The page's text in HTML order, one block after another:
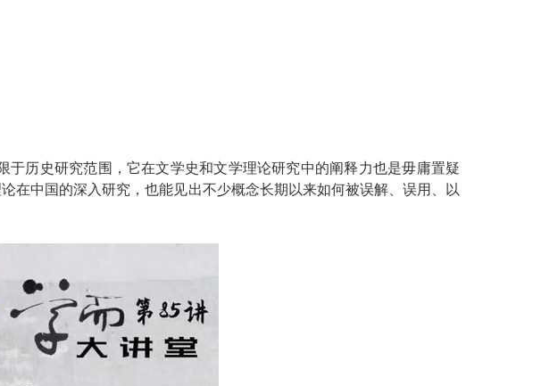
历史研究范围，它在文学史和文学理论研究中的阐释力也是毋庸置疑
在中国的深入研究，也能见出不少概念长期以来如何被误解、误用、以